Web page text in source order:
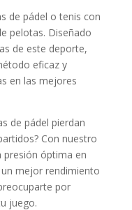
de pádel o tenis con
pelotas. Diseñado
de este deporte,
eficaz y
en las mejores
de pádel pierdan
Con nuestro
presión óptima en
mejor rendimiento
por
juego.